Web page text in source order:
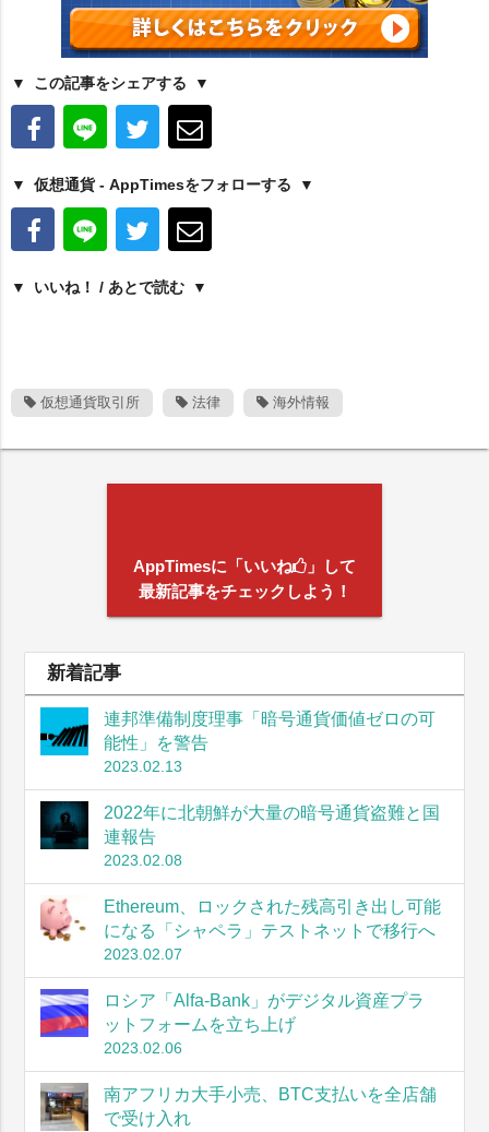
この記事をシェアする
仮想通貨 - AppTimesをフォローする
いいね！ / あとで読む
仮想通貨取引所 法律 海外情報
AppTimesに「いいね
」して
最新記事をチェックしよう！
新着記事
連邦準備制度理事「暗号通貨価値ゼロの可
能性」を警告
2023.02.13
2022年に北朝鮮が大量の暗号通貨盗難と国
連報告
2023.02.08
Ethereum、ロックされた残高引き出し可能
になる「シャペラ」テストネットで移行へ
2023.02.07
ロシア「Alfa-Bank」がデジタル資産プラ
ットフォームを立ち上げ
2023.02.06
南アフリカ大手小売、BTC支払いを全店舗
で受け入れ